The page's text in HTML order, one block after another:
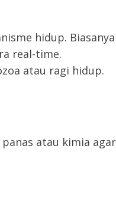
hidup.
real-time.
atau ragi hidup.
atau kimia